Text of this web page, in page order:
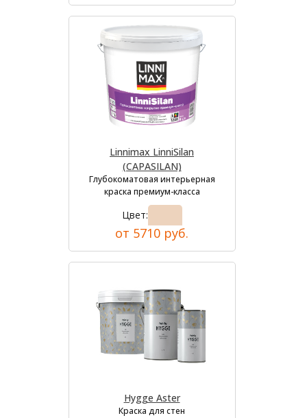
Linnimax LinniSilan
(CAPASILAN)
Глубокоматовая интерьерная
краска премиум-класса
Цвет:
от 5710 руб.
Hygge Aster
Краска для стен